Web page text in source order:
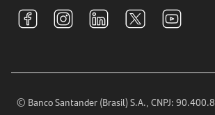
Relações com Investidores
S.A.C
Encontre nossas agências
Horários de Atendimento
© Banco Santander (Brasil) S.A., CNPJ: